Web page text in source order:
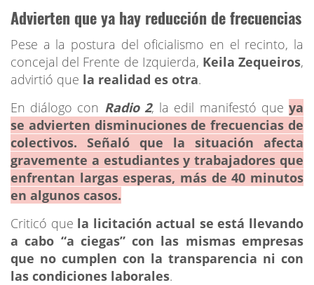
Advierten que ya hay reducción de frecuencias
Pese a la postura del oficialismo en el recinto, la
concejal del Frente de Izquierda, Keila Zequeiros,
advirtió que la realidad es otra.
En diálogo con Radio 2, la edil manifestó queya
se advierten disminuciones de frecuencias de
colectivos. Señaló que la situación afecta
gravemente a estudiantes y trabajadores que
enfrentan largas esperas, más de 40 minutos
en algunos casos.
Criticó que la licitación actual se está llevando
a cabo “a ciegas” con las mismas empresas
que no cumplen con la transparencia ni con
las condiciones laborales.